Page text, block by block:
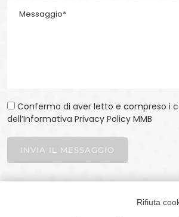
Confermo di aver letto e compreso i
dell’Informativa Privacy Policy MMB
INVIA IL MESSAGGIO
Rifiuta